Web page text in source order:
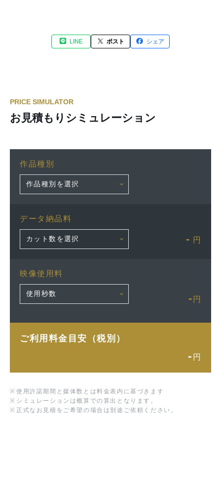
LINE ポスト シェア
PRICE SIMULATOR
お見積もりシミュレーション
作品種別
データ納品料
- 円
映像使用料
- 円
ご利用料金目安（税別）
- 円
※ 使用許諾期間と媒体数とは料金表内に基づきます
※ シミュレーションは概算での算出となります。
※ 正式なお見積をご希望の場合は別途ご依頼ください。